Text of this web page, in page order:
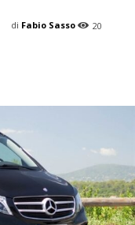
20
di Fabio Sasso